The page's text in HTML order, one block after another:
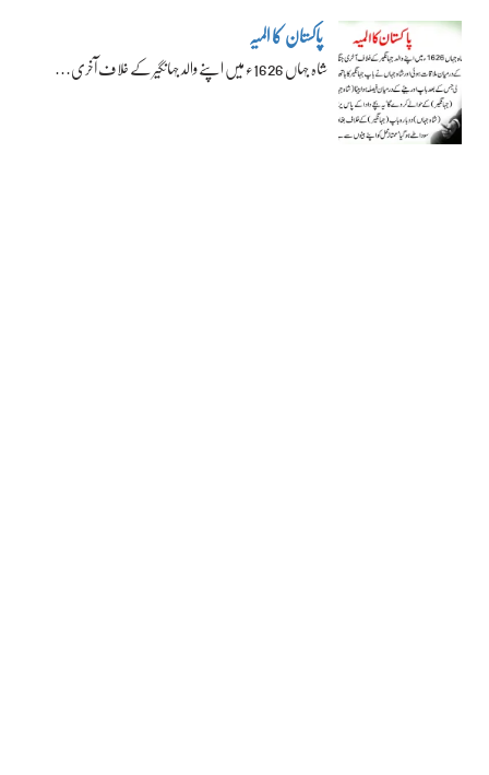
پاکستان کا المیہ
شاہ جہاں 1626ء میں اپنے والد جہانگیر کے خلاف آخری…